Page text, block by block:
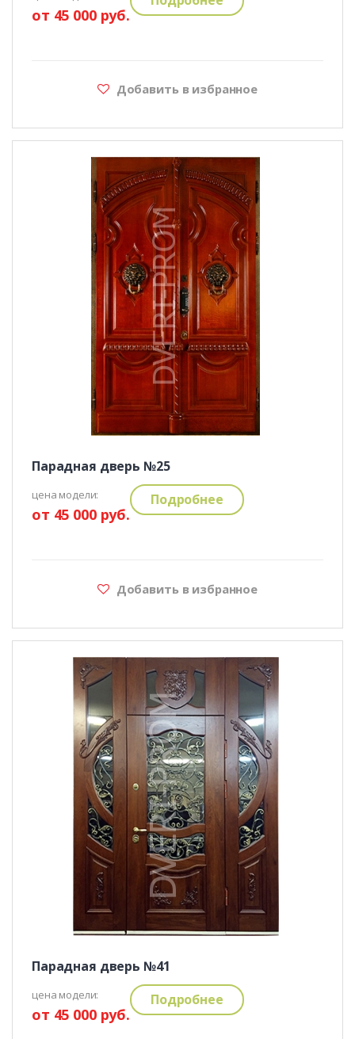
от 45 000 руб.
Добавить в избранное
Парадная дверь №25
цена модели:
от 45 000 руб.
Подробнее
Добавить в избранное
Парадная дверь №41
цена модели:
от 45 000 руб.
Подробнее